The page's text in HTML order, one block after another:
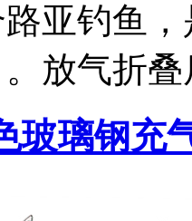
亚钓鱼
。放气折
玻璃钢充